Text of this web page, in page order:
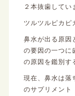
２本抜歯してい
ツルツルピカピ
鼻水が出る原因
の要因の一つに
の原因を鑑別す
現在、鼻水は落
のサプリメント